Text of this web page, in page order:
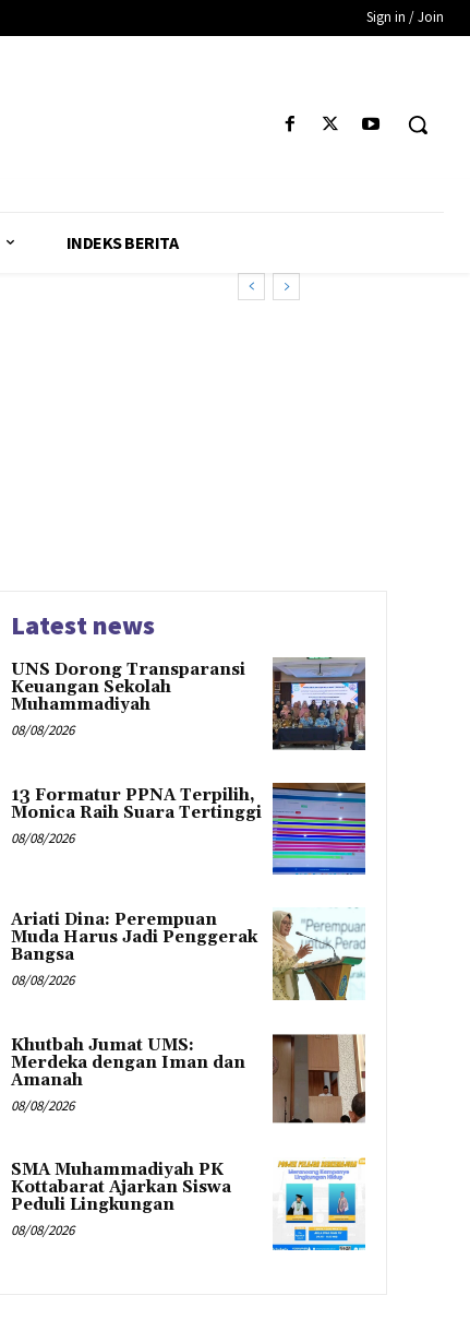
Sign in / Join
INDEKS BERITA
Latest news
UNS Dorong Transparansi
Keuangan Sekolah
Muhammadiyah
08/08/2026
13 Formatur PPNA Terpilih,
Monica Raih Suara Tertinggi
08/08/2026
Ariati Dina: Perempuan
Muda Harus Jadi Penggerak
Bangsa
08/08/2026
Khutbah Jumat UMS:
Merdeka dengan Iman dan
Amanah
08/08/2026
SMA Muhammadiyah PK
Kottabarat Ajarkan Siswa
Peduli Lingkungan
08/08/2026